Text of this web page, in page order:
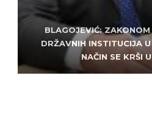
BLAGOJEVIĆ:
DRŽAVNIH INSTITUCIJA
NAČIN SE KRŠI
ZLATKO MILETIĆ:
KRIMINALA, LJUDE IZ
HAOS
SARAJEVO: ALEM